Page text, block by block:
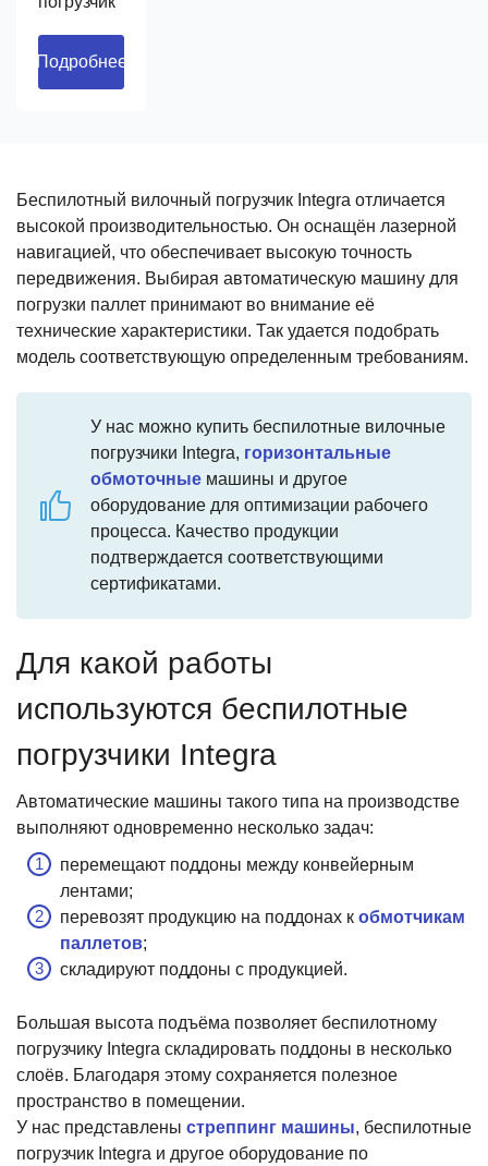
известного
лазерной
навигации.
Работает
автоматически,
управляется
дистанционно.
INTEGRA
предназначен
Подробнее
Беспилотный вилочный погрузчик Integra отличается
высокой производительностью. Он оснащён лазерной
навигацией, что обеспечивает высокую точность
передвижения. Выбирая автоматическую машину для
погрузки паллет принимают во внимание её
технические характеристики. Так удается подобрать
модель соответствующую определенным требованиям.
У нас можно купить беспилотные вилочные
погрузчики Integra, горизонтальные
обмоточные машины и другое
оборудование для оптимизации рабочего
процесса. Качество продукции
подтверждается соответствующими
сертификатами.
Для какой работы
используются беспилотные
погрузчики Integra
Автоматические машины такого типа на производстве
выполняют одновременно несколько задач:
перемещают поддоны между конвейерным
лентами;
перевозят продукцию на поддонах к обмотчикам
паллетов;
складируют поддоны с продукцией.
Большая высота подъёма позволяет беспилотному
погрузчику Integra складировать поддоны в несколько
слоёв. Благодаря этому сохраняется полезное
пространство в помещении.
У нас представлены стреппинг машины, беспилотные
погрузчик Integra и другое оборудование по